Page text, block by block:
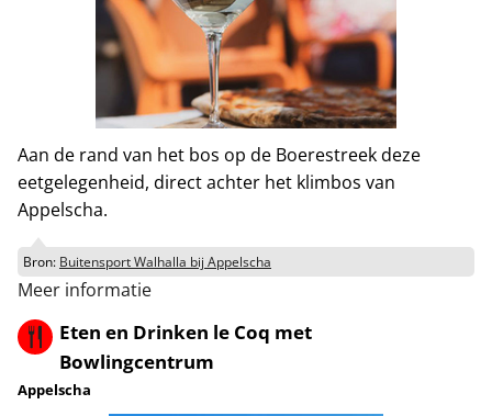
Aan de rand van het bos op de Boerestreek deze
eetgelegenheid, direct achter het klimbos van
Appelscha.
Bron: Buitensport Walhalla bij Appelscha
Meer informatie
Eten en Drinken le Coq met
Bowlingcentrum
Appelscha